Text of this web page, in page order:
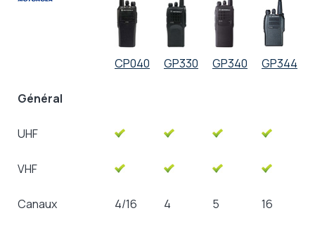
CP040 GP330 GP340 GP344
Général
UHF
VHF
Canaux 4/16 4 5 16